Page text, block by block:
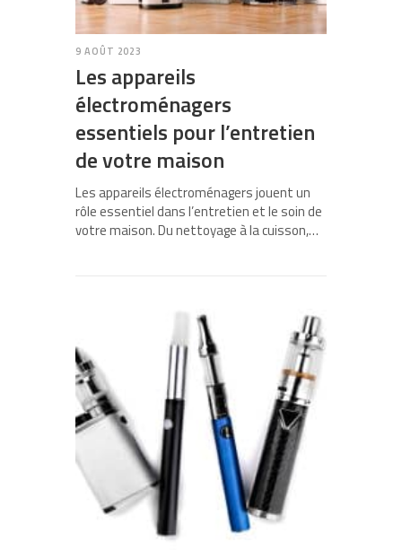
9 AOÛT 2023
Les appareils
électroménagers
essentiels pour l’entretien
de votre maison
Les appareils électroménagers jouent un
rôle essentiel dans l’entretien et le soin de
votre maison. Du nettoyage à la cuisson,…